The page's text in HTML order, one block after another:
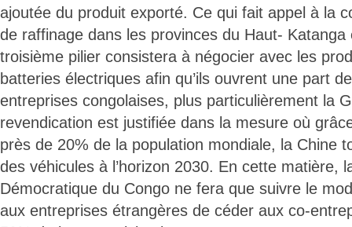
ajoutée du produit exporté. Ce qui fait appel à la
de raffinage dans les provinces du Haut- Katanga
troisième pilier consistera à négocier avec les
batteries électriques afin qu’ils ouvrent une part
entreprises congolaises, plus particulièrement la
revendication est justifiée dans la mesure où
près de 20% de la population mondiale, la Chine
des véhicules à l’horizon 2030. En cette matière,
Démocratique du Congo ne fera que suivre le
aux entreprises étrangères de céder aux co-